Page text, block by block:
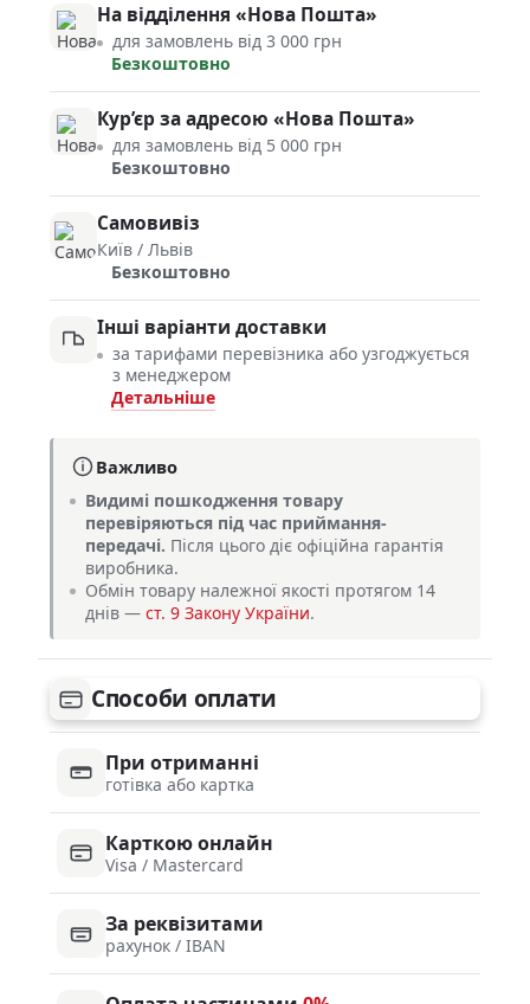
На відділення «Нова Пошта»
для замовлень від 3 000 грн
Безкоштовно
Кур’єр за адресою «Нова Пошта»
для замовлень від 5 000 грн
Безкоштовно
Самовивіз
Київ / Львів
Безкоштовно
Інші варіанти доставки
за тарифами перевізника або узгоджується
з менеджером
Детальніше
Важливо
Видимі пошкодження товару
перевіряються під час приймання-
передачі. Після цього діє офіційна гарантія
виробника.
Обмін товару належної якості протягом 14
днів — ст. 9 Закону України.
Способи оплати
При отриманні
готівка або картка
Карткою онлайн
Visa / Mastercard
За реквізитами
рахунок / IBAN